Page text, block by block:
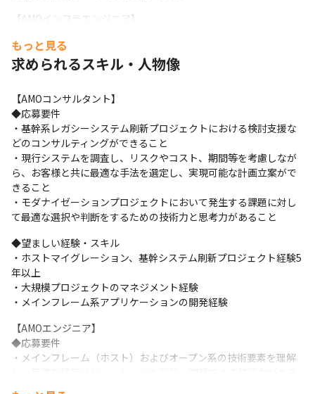
【AMOインフラエンジニア】
盤現状を評価し、最適なマイグレーション手法を検討、マイグレ
ーション計画の立案を担当します。また、要件定義から設計、開
領域を担当し、デリバリーの推進を行います。
もっと見る
求められるスキル・人物像
【AMOコンサルタント】
◆応募要件
・基幹系レガシーシステム刷新プロジェクトにおける検討支援な
どのコンサルティングができること
・現行システムを調査し、リスクやコスト、期間等を考慮しなが
ら、お客様と共に最適な手法を選定し、実現可能な計画立案がで
きること
・モダナイゼーションプロジェクトにおいて発生する課題に対し
て最適な選択や判断をするための技術力と思考力があること
◆望ましい経験・スキル
・ホストマイグレーション、基幹システム刷新プロジェクト経験5
年以上
・大規模プロジェクトのマネジメント経験
・メインフレーム系アプリケーションの開発経験
【AMOエンジニア】
◆応募要件
・メインフレーム（ホスト）およびオープン系の技術要素を理解